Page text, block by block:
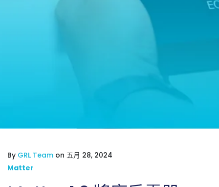
By GRL Team on 五月 28, 2024
Matter